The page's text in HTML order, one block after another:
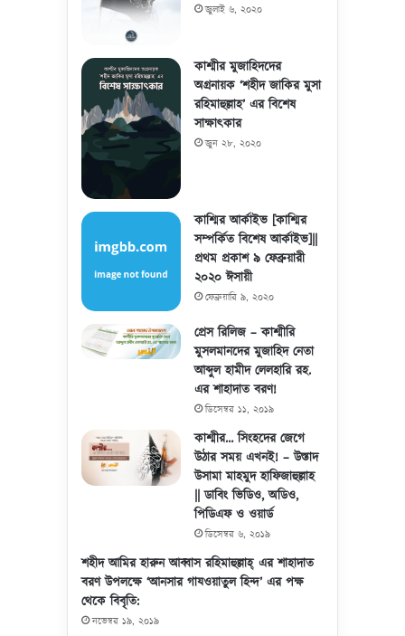
জুলাই ৬, ২০২০
কাশ্মীর মুজাহিদদের
অগ্রনায়ক ‘শহীদ জাকির মুসা
রহিমাহুল্লাহ’ এর বিশেষ
সাক্ষাৎকার
জুন ২৮, ২০২০
কাশ্মির আর্কাইভ [কাশ্মির
সম্পর্কিত বিশেষ আর্কাইভ]||
প্রথম প্রকাশ ৯ ফেব্রুয়ারী
২০২০ ঈসায়ী
ফেব্রুয়ারি ৯, ২০২০
প্রেস রিলিজ – কাশ্মীরি
মুসলমানদের মুজাহিদ নেতা
আব্দুল হামীদ লেলহারি রহ.
এর শাহাদাত বরণ!
ডিসেম্বর ১১, ২০১৯
কাশ্মীর… সিংহদের জেগে
উঠার সময় এখনই! – উস্তাদ
উসামা মাহমুদ হাফিজাহুল্লাহ
|| ডাবিং ভিডিও, অডিও,
পিডিএফ ও ওয়ার্ড
ডিসেম্বর ৬, ২০১৯
শহীদ আমির হারুন আব্বাস রহিমাহুল্লাহ্ এর শাহাদাত
বরণ উপলক্ষে ‘আনসার গাযওয়াতুল হিন্দ’ এর পক্ষ
থেকে বিবৃতি:
নভেম্বর ১৯, ২০১৯